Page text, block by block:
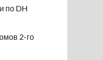
по DH
2-го